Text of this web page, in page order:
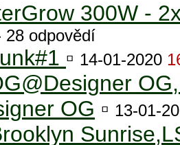
300W -
28 odpovědí
▫ 14-01-2020
OG ▫ 13-01-